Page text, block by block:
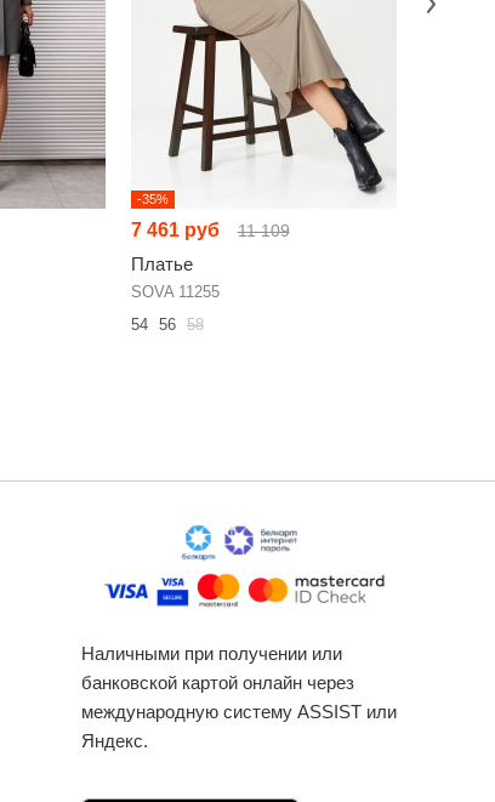
-35%
7 461 руб 11 109
Платье
SOVA 11255
54
56 58
Наличными при получении или
банковской картой онлайн через
международную систему ASSIST или
Яндекс.